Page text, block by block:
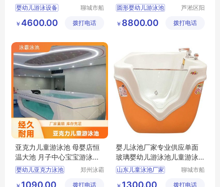
造水循环过滤
婴幼儿游泳设备
婴幼儿水育早教设备
聊城市船
乐设备有
￥ 4600.00 拨打电话
缸
圆形婴幼儿游泳池
广州游泳池设备厂家
芦淞区阳
童游泳馆
￥ 8800.00 拨打电话
亚克力儿童游泳池 母婴店恒
温大池 月子中心宝宝游泳浴
盆 水疗浴缸
婴幼儿亚克力泳池
郑州泳霸
有限公司
1090.00 拨打电话
婴儿泳池厂家专业供应单面
玻璃婴幼儿游泳池儿童游泳
缸
山东儿童泳池厂家
聊城市船
乐设备有
1300.00 拨打电话